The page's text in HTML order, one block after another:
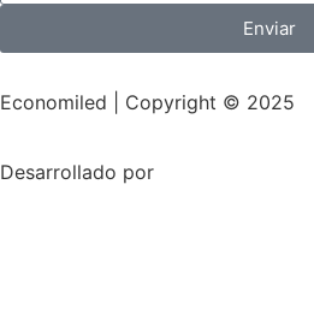
Enviar
Economiled | Copyright © 2025
Desarrollado por